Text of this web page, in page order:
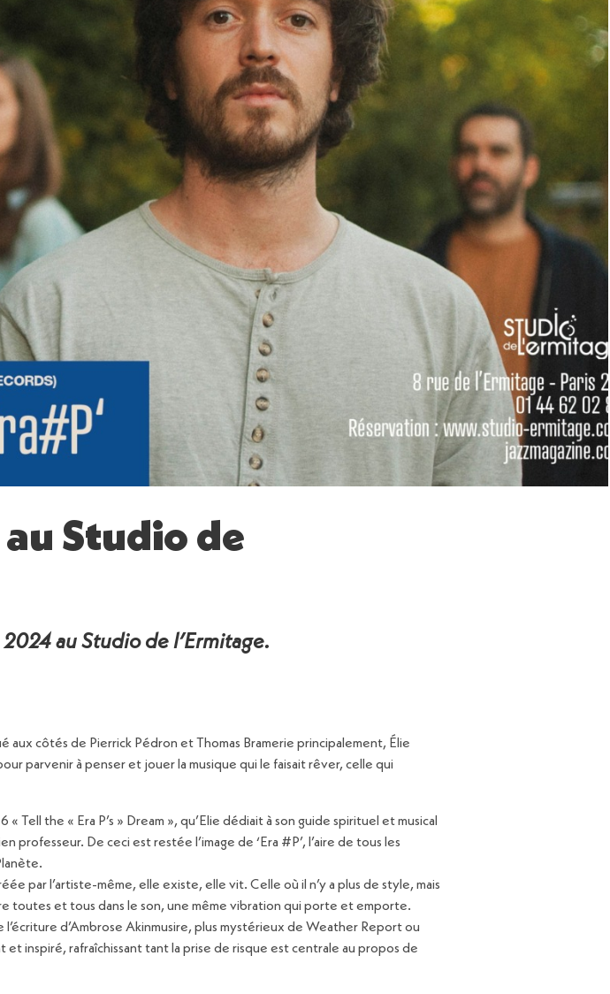
Studio de
au Studio de l’Ermitage.
côtés de Pierrick Pédron et Thomas Bramerie principalement, Élie
parvenir à penser et jouer la musique qui le faisait rêver, celle qui
the « Era P’s » Dream », qu’Elie dédiait à son guide spirituel et musical
professeur. De ceci est restée l’image de ‘Era #P’, l’aire de tous les
par l’artiste-même, elle existe, elle vit. Celle où il n’y a plus de style, mais
toutes et tous dans le son, une même vibration qui porte et emporte.
d’Ambrose Akinmusire, plus mystérieux de Weather Report ou
et inspiré, rafraîchissant tant la prise de risque est centrale au propos de